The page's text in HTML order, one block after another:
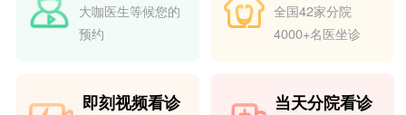
大咖医生等候您的
预约
全国42家分院
4000+名医坐诊
即刻视频看诊 当天分院看诊